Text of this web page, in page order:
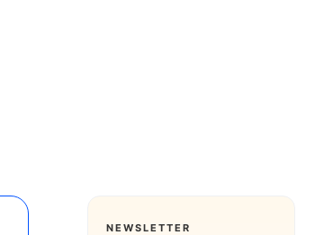
NEWSLETTER